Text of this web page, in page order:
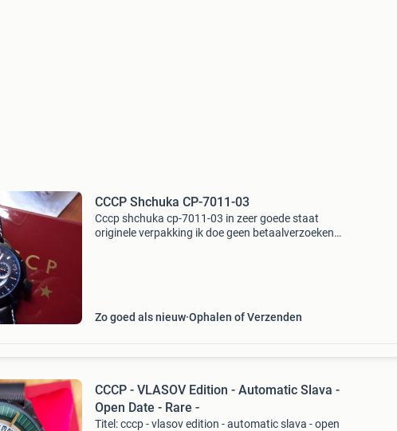
CCCP Shchuka CP-7011-03
Cccp shchuka cp-7011-03 in zeer goede staat
originele verpakking ik doe geen betaalverzoeken
Zo goed als nieuw Ophalen of Verzenden
CCCP - VLASOV Edition - Automatic Slava -
Open Date - Rare -
Titel: cccp - vlasov edition - automatic slava - open